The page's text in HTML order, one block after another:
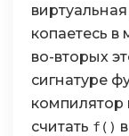
копаетесь в
во-вторых
сигнатуре
компилятор
считать f()